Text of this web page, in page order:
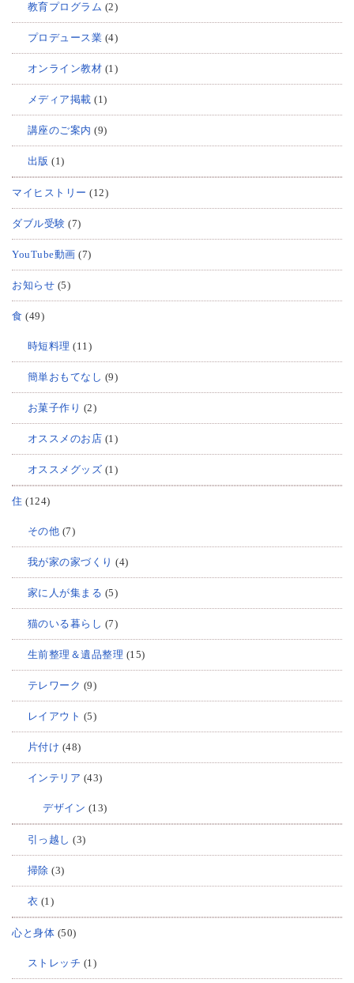
教育プログラム (2)
プロデュース業 (4)
オンライン教材 (1)
メディア掲載 (1)
講座のご案内 (9)
出版 (1)
マイヒストリー (12)
ダブル受験 (7)
YouTube動画 (7)
お知らせ (5)
食 (49)
時短料理 (11)
簡単おもてなし (9)
お菓子作り (2)
オススメのお店 (1)
オススメグッズ (1)
住 (124)
その他 (7)
我が家の家づくり (4)
家に人が集まる (5)
猫のいる暮らし (7)
生前整理＆遺品整理 (15)
テレワーク (9)
レイアウト (5)
片付け (48)
インテリア (43)
デザイン (13)
引っ越し (3)
掃除 (3)
衣 (1)
心と身体 (50)
ストレッチ (1)